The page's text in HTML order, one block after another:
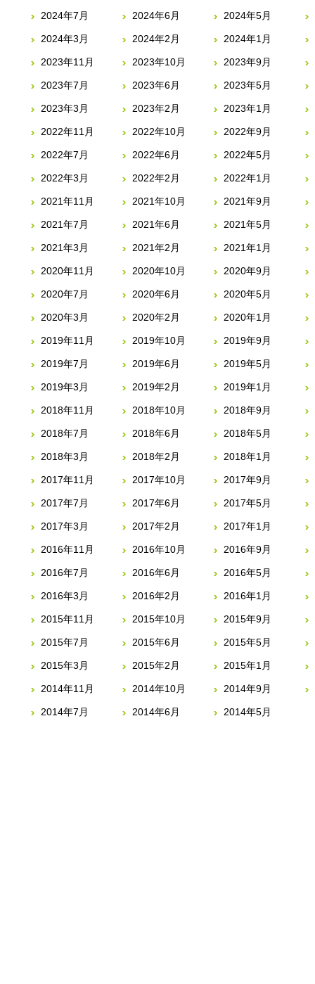
2024年7月 2024年6月 2024年5月
2024年3月 2024年2月 2024年1月
2023年11月 2023年10月 2023年9月
2023年7月 2023年6月 2023年5月
2023年3月 2023年2月 2023年1月
2022年11月 2022年10月 2022年9月
2022年7月 2022年6月 2022年5月
2022年3月 2022年2月 2022年1月
2021年11月 2021年10月 2021年9月
2021年7月 2021年6月 2021年5月
2021年3月 2021年2月 2021年1月
2020年11月 2020年10月 2020年9月
2020年7月 2020年6月 2020年5月
2020年3月 2020年2月 2020年1月
2019年11月 2019年10月 2019年9月
2019年7月 2019年6月 2019年5月
2019年3月 2019年2月 2019年1月
2018年11月 2018年10月 2018年9月
2018年7月 2018年6月 2018年5月
2018年3月 2018年2月 2018年1月
2017年11月 2017年10月 2017年9月
2017年7月 2017年6月 2017年5月
2017年3月 2017年2月 2017年1月
2016年11月 2016年10月 2016年9月
2016年7月 2016年6月 2016年5月
2016年3月 2016年2月 2016年1月
2015年11月 2015年10月 2015年9月
2015年7月 2015年6月 2015年5月
2015年3月 2015年2月 2015年1月
2014年11月 2014年10月 2014年9月
2014年7月 2014年6月 2014年5月